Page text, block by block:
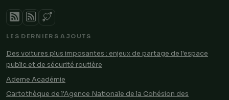
LES DERNIERS AJOUTS
Des voitures plus imposantes : enjeux de partage de l'espace
public et de sécurité routière
Ademe Académie
Cartothèque de l'Agence Nationale de la Cohésion des